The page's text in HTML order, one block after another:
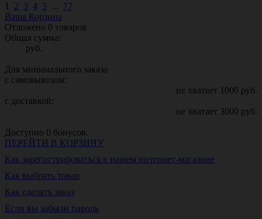
1 2 3 4 5 ... 77
Ваша Корзина
Отложено 0 товаров
Общая сумма:
руб.
Для минимального заказа
с самовывозом:
не хватает 1000 руб.
с доставкой:
не хватает 3000 руб.
Доступно 0 бонусов.
ПЕРЕЙТИ В КОРЗИНУ
Как зарегистрироваться в нашем интернет-магазине
Как выбрать товар
Как сделать заказ
Если вы забыли пароль